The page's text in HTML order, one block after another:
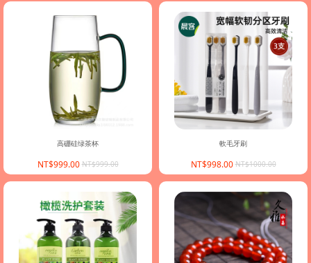
高硼硅绿茶杯
NT$999.00NT$999.00
軟毛牙刷
NT$998.00NT$1000.00